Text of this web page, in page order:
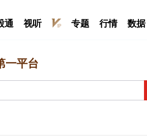
通 视听 专题 行情 数据
一平台